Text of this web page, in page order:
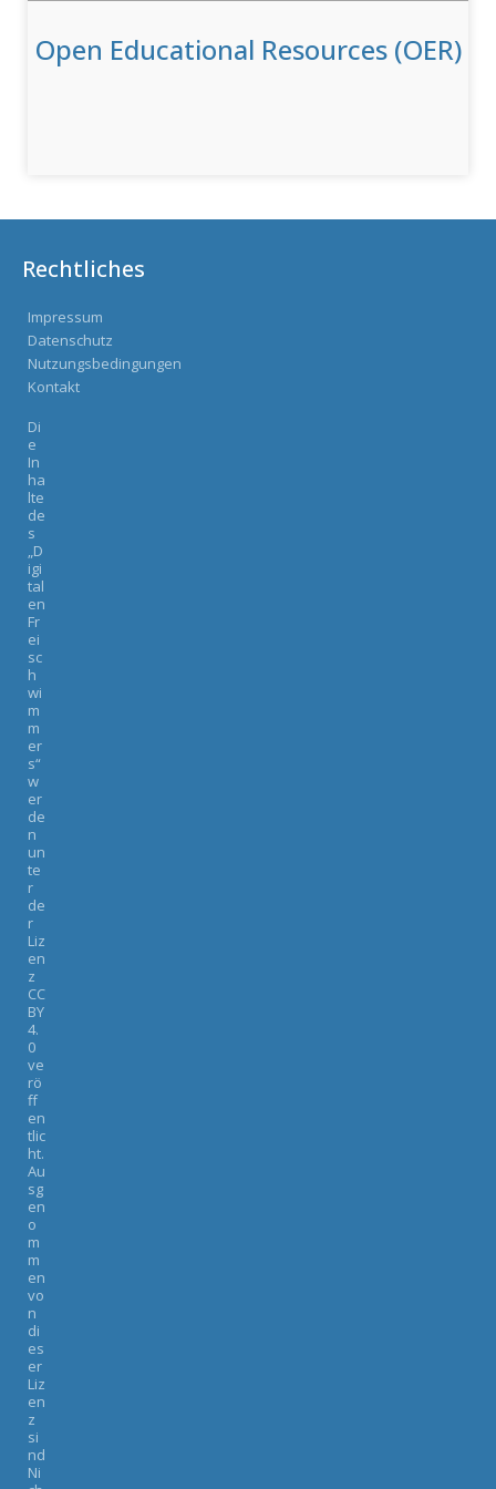
Open Educational Resources (OER)
Rechtliches
Impressum
Datenschutz
Nutzungsbedingungen
Kontakt
Di
e
In
ha
lte
de
s
„D
igi
tal
en
Fr
ei
sc
h
wi
m
m
er
s“
w
er
de
n
un
te
r
de
r
Liz
en
z
CC
BY
4.
0
ve
rö
ff
en
tlic
ht.
Au
sg
en
o
m
m
en
vo
n
di
es
er
Liz
en
z
si
nd
Ni